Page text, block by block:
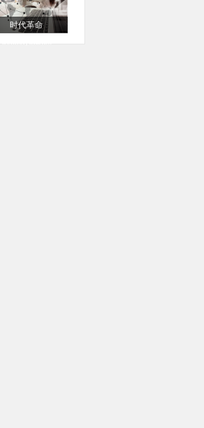
时代革命
Connor,Clark...